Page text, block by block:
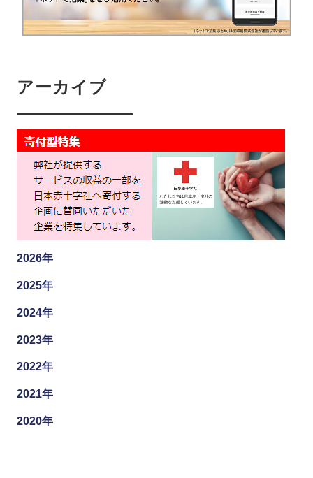
アーカイブ
2026年
2025年
2024年
2023年
2022年
2021年
2020年